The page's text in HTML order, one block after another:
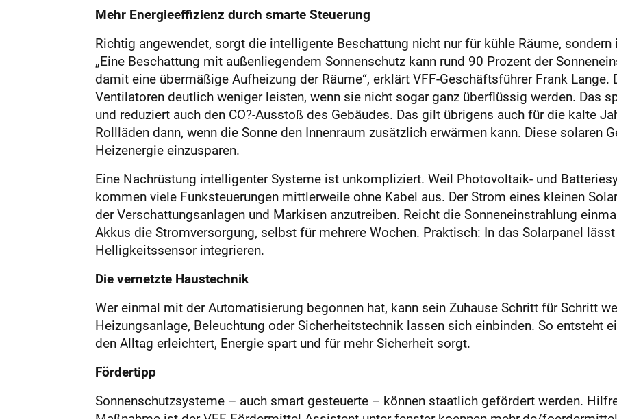
Mehr Energieeffizienz durch smarte Steuerung
Richtig angewendet, sorgt die intelligente Beschattung nicht nur für kühle Räume,
„Eine Beschattung mit außenliegendem Sonnenschutz kann rund 90 Prozent der
damit eine übermäßige Aufheizung der Räume“, erklärt VFF-Geschäftsführer Frank
Ventilatoren deutlich weniger leisten, wenn sie nicht sogar ganz überflüssig werden. Das
und reduziert auch den CO?-Ausstoß des Gebäudes. Das gilt übrigens auch für die kalte
Rollläden dann, wenn die Sonne den Innenraum zusätzlich erwärmen kann. Diese solaren
Heizenergie einzusparen.
Eine Nachrüstung intelligenter Systeme ist unkompliziert. Weil Photovoltaik- und
kommen viele Funksteuerungen mittlerweile ohne Kabel aus. Der Strom eines kleinen
der Verschattungsanlagen und Markisen anzutreiben. Reicht die Sonneneinstrahlung
Akkus die Stromversorgung, selbst für mehrere Wochen. Praktisch: In das Solarpanel
Helligkeitssensor integrieren.
Die vernetzte Haustechnik
Wer einmal mit der Automatisierung begonnen hat, kann sein Zuhause Schritt für Schritt
Heizungsanlage, Beleuchtung oder Sicherheitstechnik lassen sich einbinden. So entsteht
den Alltag erleichtert, Energie spart und für mehr Sicherheit sorgt.
Fördertipp
Sonnenschutzsysteme – auch smart gesteuerte – können staatlich gefördert werden.